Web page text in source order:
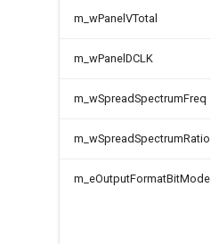
m_wPanelVTotal
m_wPanelDCLK
m_wSpreadSpectrumFreq
m_wSpreadSpectrumRatio
m_eOutputFormatBitMode